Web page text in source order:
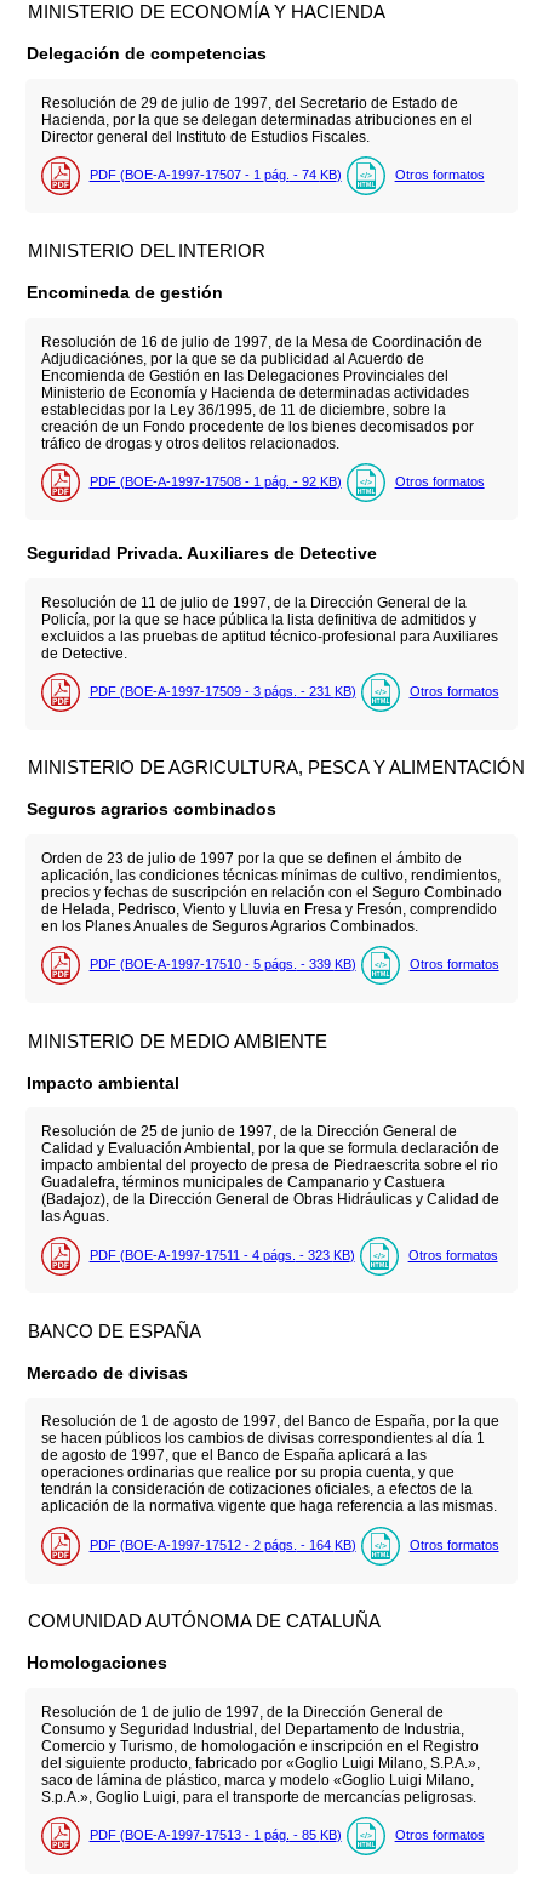
MINISTERIO DE ECONOMÍA Y HACIENDA
Delegación de competencias
Resolución de 29 de julio de 1997, del Secretario de Estado de
Hacienda, por la que se delegan determinadas atribuciones en el
Director general del Instituto de Estudios Fiscales.
PDF (BOE-A-1997-17507 - 1 pág. - 74 KB) Otros formatos
MINISTERIO DEL INTERIOR
Encomineda de gestión
Resolución de 16 de julio de 1997, de la Mesa de Coordinación de
Adjudicaciónes, por la que se da publicidad al Acuerdo de
Encomienda de Gestión en las Delegaciones Provinciales del
Ministerio de Economía y Hacienda de determinadas actividades
establecidas por la Ley 36/1995, de 11 de diciembre, sobre la
creación de un Fondo procedente de los bienes decomisados por
tráfico de drogas y otros delitos relacionados.
PDF (BOE-A-1997-17508 - 1 pág. - 92 KB) Otros formatos
Seguridad Privada. Auxiliares de Detective
Resolución de 11 de julio de 1997, de la Dirección General de la
Policía, por la que se hace pública la lista definitiva de admitidos y
excluidos a las pruebas de aptitud técnico-profesional para Auxiliares
de Detective.
PDF (BOE-A-1997-17509 - 3 págs. - 231 KB) Otros formatos
MINISTERIO DE AGRICULTURA, PESCA Y ALIMENTACIÓN
Seguros agrarios combinados
Orden de 23 de julio de 1997 por la que se definen el ámbito de
aplicación, las condiciones técnicas mínimas de cultivo, rendimientos,
precios y fechas de suscripción en relación con el Seguro Combinado
de Helada, Pedrisco, Viento y Lluvia en Fresa y Fresón, comprendido
en los Planes Anuales de Seguros Agrarios Combinados.
PDF (BOE-A-1997-17510 - 5 págs. - 339 KB) Otros formatos
MINISTERIO DE MEDIO AMBIENTE
Impacto ambiental
Resolución de 25 de junio de 1997, de la Dirección General de
Calidad y Evaluación Ambiental, por la que se formula declaración de
impacto ambiental del proyecto de presa de Piedraescrita sobre el rio
Guadalefra, términos municipales de Campanario y Castuera
(Badajoz), de la Dirección General de Obras Hidráulicas y Calidad de
las Aguas.
PDF (BOE-A-1997-17511 - 4 págs. - 323 KB) Otros formatos
BANCO DE ESPAÑA
Mercado de divisas
Resolución de 1 de agosto de 1997, del Banco de España, por la que
se hacen públicos los cambios de divisas correspondientes al día 1
de agosto de 1997, que el Banco de España aplicará a las
operaciones ordinarias que realice por su propia cuenta, y que
tendrán la consideración de cotizaciones oficiales, a efectos de la
aplicación de la normativa vigente que haga referencia a las mismas.
PDF (BOE-A-1997-17512 - 2 págs. - 164 KB) Otros formatos
COMUNIDAD AUTÓNOMA DE CATALUÑA
Homologaciones
Resolución de 1 de julio de 1997, de la Dirección General de
Consumo y Seguridad Industrial, del Departamento de Industria,
Comercio y Turismo, de homologación e inscripción en el Registro
del siguiente producto, fabricado por «Goglio Luigi Milano, S.P.A.»,
saco de lámina de plástico, marca y modelo «Goglio Luigi Milano,
S.p.A.», Goglio Luigi, para el transporte de mercancías peligrosas.
PDF (BOE-A-1997-17513 - 1 pág. - 85 KB) Otros formatos